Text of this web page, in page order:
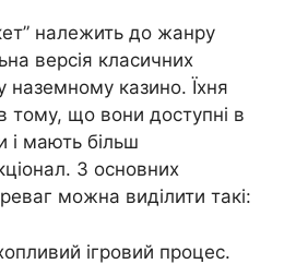
належить до жанру
версія класичних
наземному казино. Їхня
тому, що вони доступні в
і мають більш
З основних
можна виділити такі:
ігровий процес.